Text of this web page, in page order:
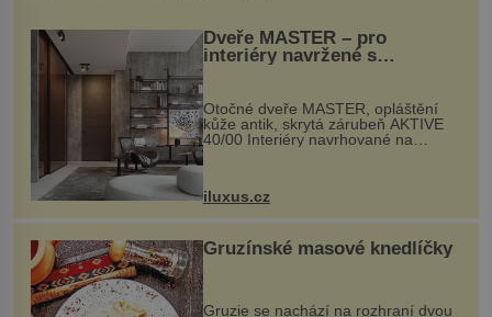
Dveře MASTER – pro
interiéry navržené s
rozumem i vášní!
Otočné dveře MASTER, opláštění
kůže antik, skrytá zárubeň AKTIVE
40/00 Interiéry navrhované na
zakázku často vyžadují atypické
rozměry nejen nábytku, ale i
dnes umož...
iluxus.cz
Gruzínské masové knedlíčky
Gruzie se nachází na rozhraní dvou